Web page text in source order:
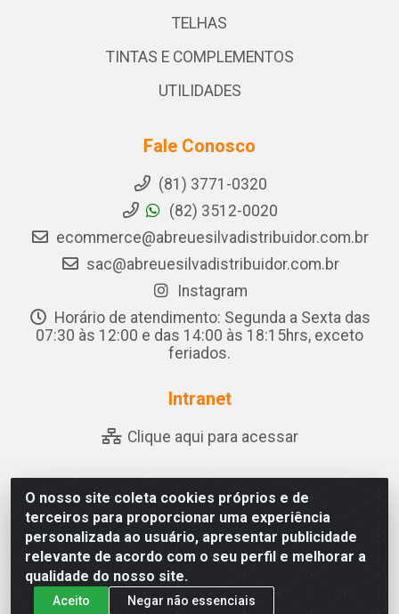
O nosso site coleta cookies próprios e de
terceiros para proporcionar uma experiência
personalizada ao usuário, apresentar publicidade
relevante de acordo com o seu perfil e melhorar a
qualidade do nosso site.
Aceito Negar não essenciais
TELHAS
TINTAS E COMPLEMENTOS
UTILIDADES
Fale Conosco
(81) 3771-0320
(82) 3512-0020
ecommerce@abreuesilvadistribuidor.com.br
sac@abreuesilvadistribuidor.com.br
Instagram
Horário de atendimento: Segunda a Sexta das
07:30 às 12:00 e das 14:00 às 18:15hrs, exceto
feriados.
Intranet
Clique aqui para acessar
Abreu & Silva - Rua Padre Jose de Souza Leite, 265 - Ariado,
Olho D'Água das Flores/AL - CEP 57.442-000 - CNPJ
04.790.656/0001-06